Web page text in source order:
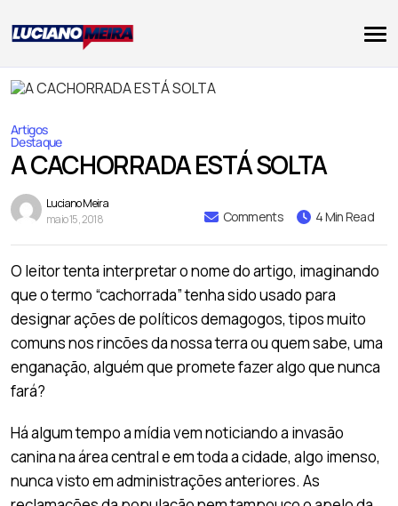
Artigos
Destaque
A CACHORRADA ESTÁ SOLTA
Luciano Meira
maio 15, 2018
Comments 4 Min Read
O leitor tenta interpretar o nome do artigo, imaginando
que o termo “cachorrada” tenha sido usado para
designar ações de políticos demagogos, tipos muito
comuns nos rincões da nossa terra ou quem sabe, uma
enganação, alguém que promete fazer algo que nunca
fará?
Há algum tempo a mídia vem noticiando a invasão
canina na área central e em toda a cidade, algo imenso,
nunca visto em administrações anteriores. As